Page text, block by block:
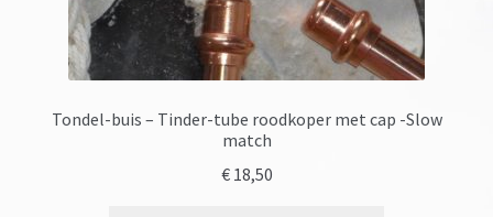
Tondel-buis – Tinder-tube roodkoper met cap -Slow
match
€18,50